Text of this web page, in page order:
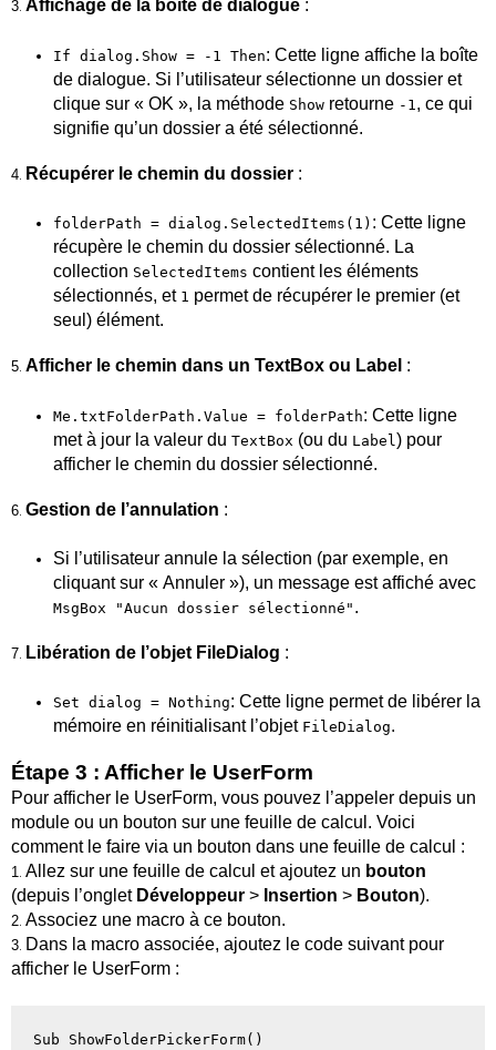
3. Affichage de la boîte de dialogue :
If dialog.Show = -1 Then: Cette ligne affiche la boîte
de dialogue. Si l’utilisateur sélectionne un dossier et
clique sur « OK », la méthode Show retourne -1 , ce qui
signifie qu’un dossier a été sélectionné.
4 Récupérer le chemin du dossier :
folderPath = dialog.SelectedItems(1) : Cette ligne
récupère le chemin du dossier sélectionné. La
collection SelectedItems contient les éléments
sélectionnés, et 1 permet de récupérer le premier (et
seul) élément.
5. Afficher le chemin dans un TextBox ou Label :
Me.txtFolderPath.Value = folderPath: Cette ligne
met à jour la valeur duTextBox (ou du Label ) pour
afficher le chemin du dossier sélectionné.
6 Gestion de l’annulation :
Si l’utilisateur annule la sélection (par exemple, en
cliquant sur « Annuler »), un message est affiché avec
MsgBox "Aucun dossier sélectionné" .
7. Libération de l’objet FileDialog :
Set dialog = Nothing: Cette ligne permet de libérer la
mémoire en réinitialisant l’objet FileDialog.
Étape 3 : Afficher le UserForm
Pour afficher le UserForm, vous pouvez l’appeler depuis un
module ou un bouton sur une feuille de calcul. Voici
comment le faire via un bouton dans une feuille de calcul :
1 Allez sur une feuille de calcul et ajoutez un bouton
(depuis l’onglet Développeur > Insertion > Bouton).
2 Associez une macro à ce bouton.
3 Dans la macro associée, ajoutez le code suivant pour
afficher le UserForm :
Sub ShowFolderPickerForm()